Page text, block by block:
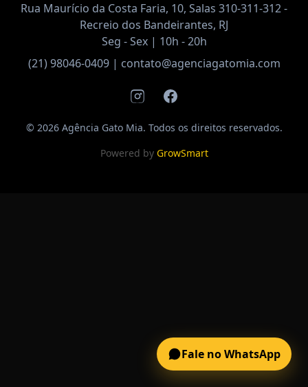
Rua Maurício da Costa Faria, 10, Salas 310-311-312 -
Recreio dos Bandeirantes, RJ
Seg - Sex | 10h - 20h
(21) 98046-0409| contato@agenciagatomia.com
© 2026 Agência Gato Mia. Todos os direitos reservados.
Powered by GrowSmart
Fale no WhatsApp